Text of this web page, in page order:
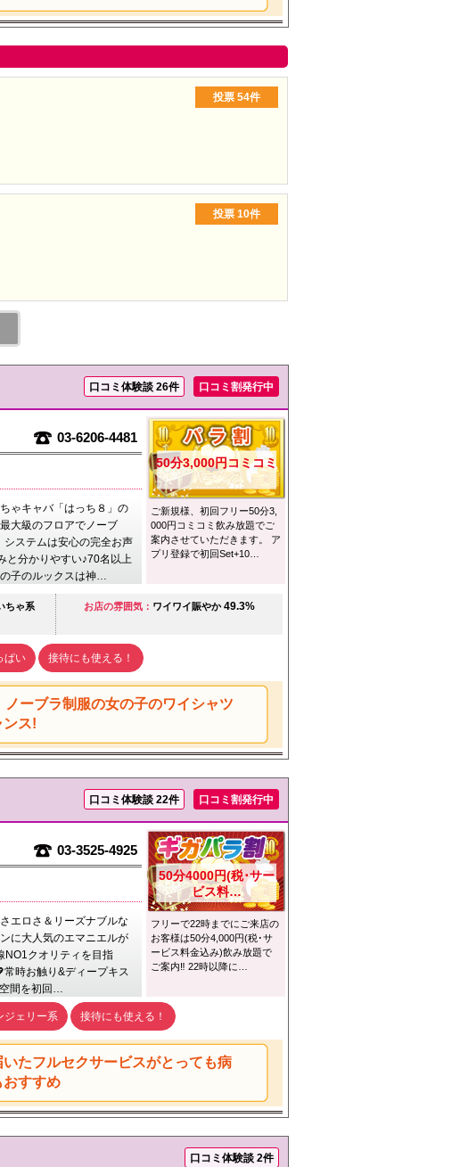
投票 54件
投票 10件
口コミ体験談 26件 口コミ割発行中
03-6206-4481
ゃキャバ「はっち８」の
大級のフロアでノーブ
システムは安心の完全お声
と分かりやすい♪70名以上
子のルックスは神…
ちゃ系 お店の雰囲気： ワイワイ賑やか49.3%
ぱい 接待にも使える！
50分3,000円コミコミ
ご新規様、初回フリー50分3,
000円コミコミ飲み放題でご
案内させていただきます。 ア
プリ登録で初回Set+10…
ーブラ制服の女の子のワイシャツ
ンス!
口コミ体験談 22件 口コミ割発行中
03-3525-4925
エロさ＆リーズナブルな
に大人気のエマニエルが
NO1クオリティを目指
常時お触り&ディープキス
間を初回…
ジェリー系 接待にも使える！
50分4000円(税･サー
ビス料…
フリーで22時までにご来店の
お客様は50分4,000円(税･サ
ービス料金込み)飲み放題で
ご案内‼︎ 22時以降に…
たフルセクサービスがとっても病
おすすめ
口コミ体験談 2件